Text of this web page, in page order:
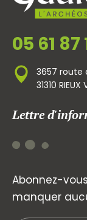
05 61 87
3657 route
31310 RIEUX
Lettre
Abonnez-
manquer